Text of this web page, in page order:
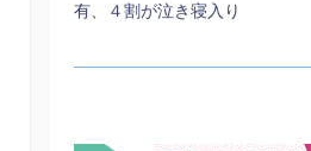
有、４割が泣き寝入り